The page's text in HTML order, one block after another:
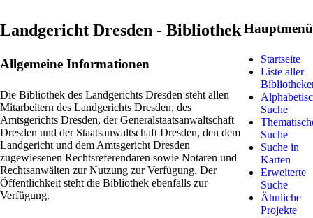
Landgericht Dresden - Bibliothek
Allgemeine Informationen
Die Bibliothek des Landgerichts Dresden steht allen
Mitarbeitern des Landgerichts Dresden, des
Amtsgerichts Dresden, der Generalstaatsanwaltschaft
Dresden und der Staatsanwaltschaft Dresden, den dem
Landgericht und dem Amtsgericht Dresden
zugewiesenen Rechtsreferendaren sowie Notaren und
Rechtsanwälten zur Nutzung zur Verfügung. Der
Öffentlichkeit steht die Bibliothek ebenfalls zur
Verfügung.
Hauptmenü
Startseite
Liste aller
Suche
Suche
Suche in
Karten
Erweiterte
Suche
Ähnliche
Projekte